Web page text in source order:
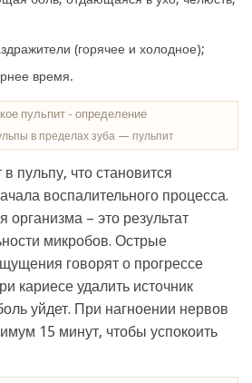
(горячее и холодное);
время.
в пределах зуба — пульпит
пульпу, что становится
воспалительного процесса.
организма – это результат
микробов. Острые
говорят о прогрессе
кариесе удалить источник
уйдет. При нагноении нервов
15 минут, чтобы успокоить